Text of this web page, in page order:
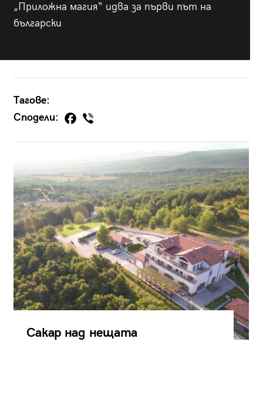
„Приложна магия“ идва за първи път на
български
Тагове:
Сподели:
Сакар над нещата